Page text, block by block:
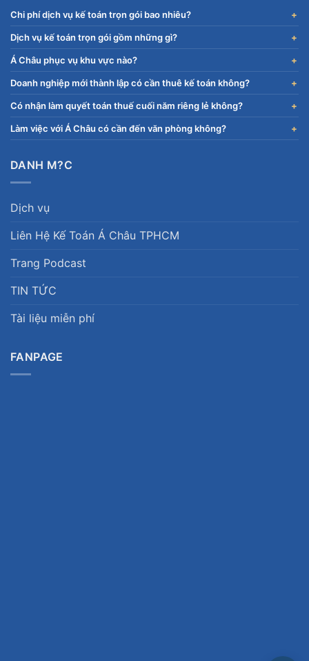
Chi phí dịch vụ kế toán trọn gói bao nhiêu?
Dịch vụ kế toán trọn gói gồm những gì?
Á Châu phục vụ khu vực nào?
Doanh nghiệp mới thành lập có cần thuê kế toán không?
Có nhận làm quyết toán thuế cuối năm riêng lẻ không?
Làm việc với Á Châu có cần đến văn phòng không?
DANH M?C
Dịch vụ
Liên Hệ Kế Toán Á Châu TPHCM
Trang Podcast
TIN TỨC
Tài liệu miễn phí
FANPAGE